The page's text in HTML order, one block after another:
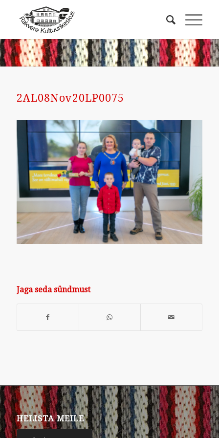
2AL08Nov20LP0075
Jaga seda sündmust
HELISTA MEILE